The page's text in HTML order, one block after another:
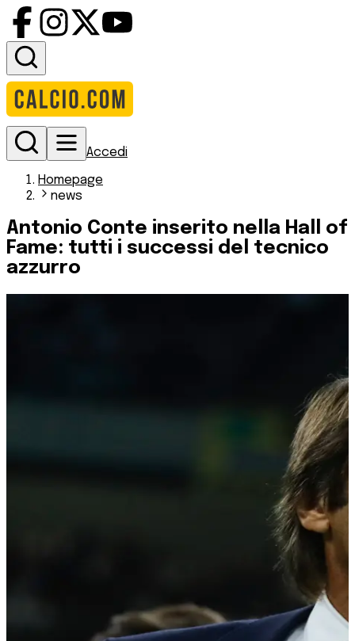
Accedi
Homepage
news
Antonio Conte inserito nella Hall of
Fame: tutti i successi del tecnico
azzurro